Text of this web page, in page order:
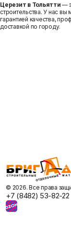
Церезит в Тольятти —
строительства. У нас вы
гарантией качества,
доставкой по городу.
©️ 2026. Все права
+7 (8482) 53-82-22